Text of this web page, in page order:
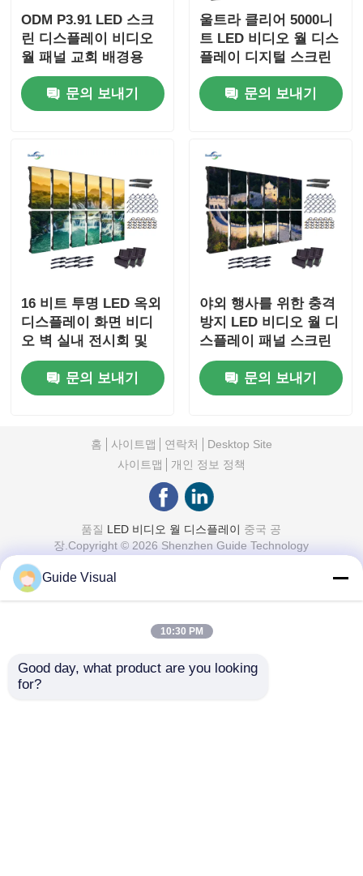
ODM P3.91 LED 스크
린 디스플레이 비디오
월 패널 교회 배경용
800W
문의 보내기
울트라 클리어 5000니
트 LED 비디오 월 디스
플레이 디지털 스크린
P2.9 P3.9 쇼핑몰용
문의 보내기
16 비트 투명 LED 옥외
디스플레이 화면 비디
오 벽 실내 전시회 및
쇼용
문의 보내기
야외 행사를 위한 충격
방지 LED 비디오 월 디
스플레이 패널 스크린
110V 1000nits
문의 보내기
홈 사이트맵 연락처
Desktop Site
사이트맵
개인 정보 정책
품질 LED 비디오 월 디스플레이 중국 공
장.Copyright © 2026 Shenzhen Guide Technology
Guide Visual
10:30 PM
Good day, what product are you looking
for?